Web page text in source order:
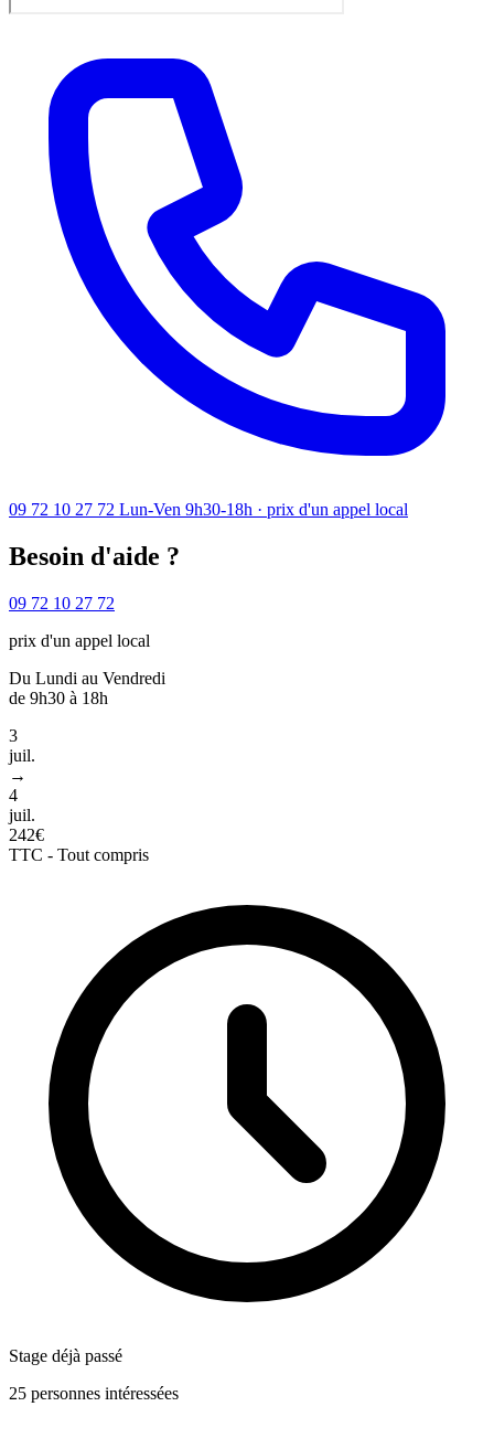
09 72 10 27 72 Lun-Ven 9h30-18h · prix d'un appel local
Besoin d'aide ?
09 72 10 27 72
prix d'un appel local
Du Lundi au Vendredi
de 9h30 à 18h
3
juil.
→
4
juil.
242€
TTC - Tout compris
Stage déjà passé
25 personnes intéressées